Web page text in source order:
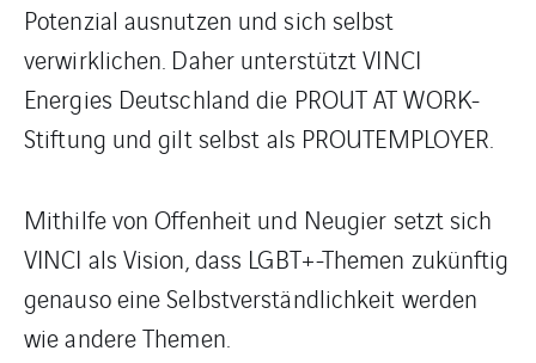
Potenzial ausnutzen und sich selbst
verwirklichen. Daher unterstützt VINCI
Energies Deutschland die PROUT AT WORK-
Stiftung und gilt selbst als PROUTEMPLOYER.
Mithilfe von Offenheit und Neugier setzt sich
VINCI als Vision, dass LGBT+-Themen zukünftig
genauso eine Selbstverständlichkeit werden
wie andere Themen.